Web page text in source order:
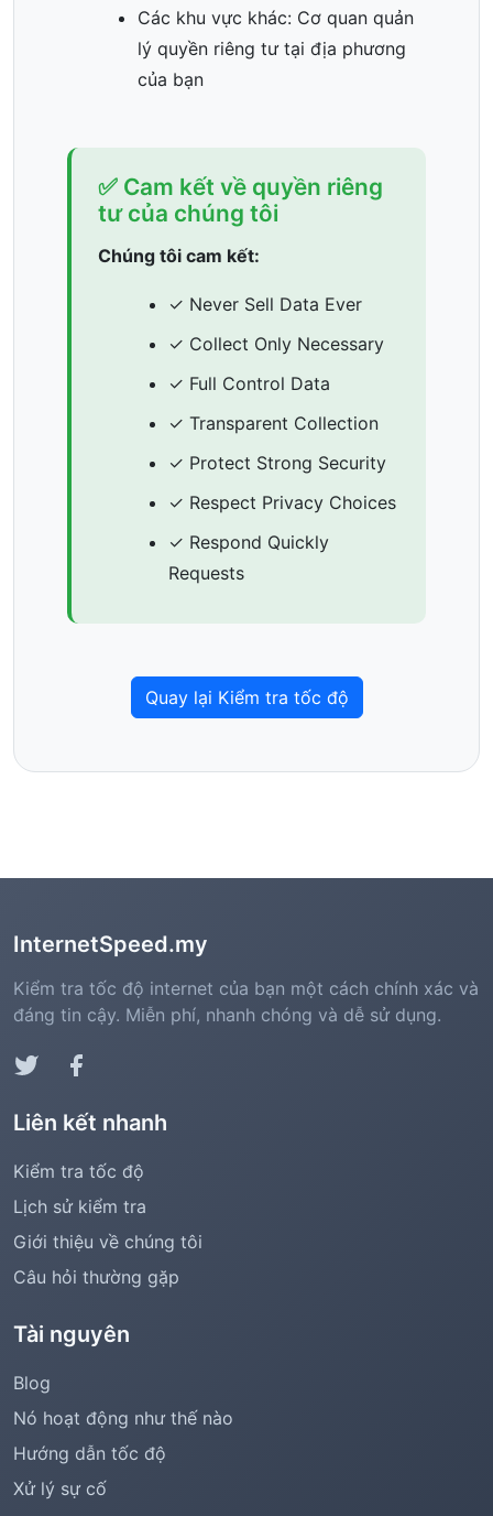
Các khu vực khác: Cơ quan quản
lý quyền riêng tư tại địa phương
của bạn
✅ Cam kết về quyền riêng
tư của chúng tôi
Chúng tôi cam kết:
✓ Never Sell Data Ever
✓ Collect Only Necessary
✓ Full Control Data
✓ Transparent Collection
✓ Protect Strong Security
✓ Respect Privacy Choices
✓ Respond Quickly
Requests
Quay lại Kiểm tra tốc độ
InternetSpeed.my
Kiểm tra tốc độ internet của bạn một cách chính xác và
đáng tin cậy. Miễn phí, nhanh chóng và dễ sử dụng.
Liên kết nhanh
Kiểm tra tốc độ
Lịch sử kiểm tra
Giới thiệu về chúng tôi
Câu hỏi thường gặp
Tài nguyên
Blog
Nó hoạt động như thế nào
Hướng dẫn tốc độ
Xử lý sự cố